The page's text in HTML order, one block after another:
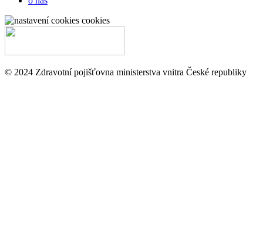
cookies
© 2024 Zdravotní pojišťovna ministerstva vnitra České republiky